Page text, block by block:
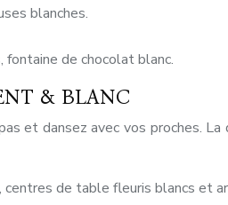
blanches.
de chocolat blanc.
& BLANC
et dansez avec vos proches.
de table fleuris blancs et